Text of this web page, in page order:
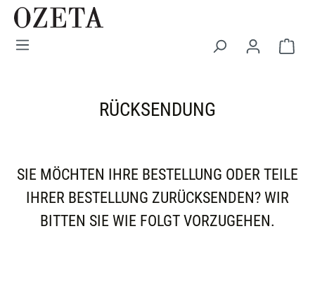
Zum Hauptinhalt springen
RÜCKSENDUNG
SIE MÖCHTEN IHRE BESTELLUNG ODER TEILE
IHRER BESTELLUNG ZURÜCKSENDEN? WIR
BITTEN SIE WIE FOLGT VORZUGEHEN.